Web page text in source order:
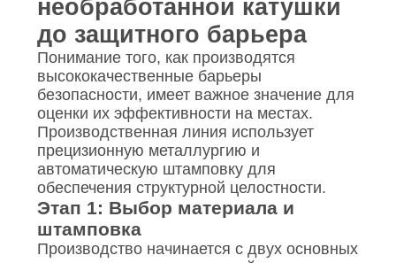
необработанной катушки
до защитного барьера
Понимание того, как производятся
высококачественные барьеры
безопасности, имеет важное значение для
оценки их эффективности на местах.
Производственная линия использует
прецизионную металлургию и
автоматическую штамповку для
обеспечения структурной целостности.
Этап 1: Выбор материала и
штамповка
Производство начинается с двух основных